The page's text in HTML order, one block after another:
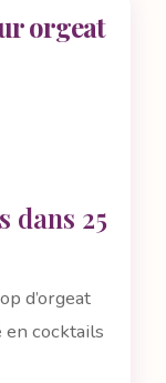
orgeat
dans 25
d’orgeat
cocktails